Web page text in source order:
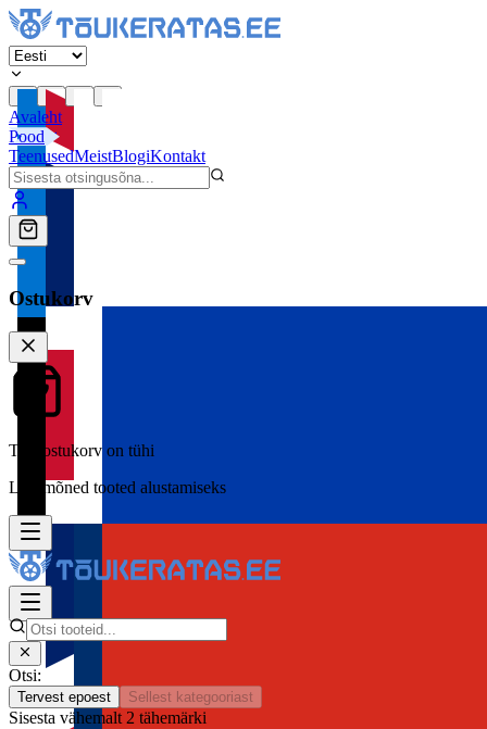
Avaleht
Pood
TeenusedMeistBlogiKontakt
Ostukorv
Teie ostukorv on tühi
Lisa mõned tooted alustamiseks
Otsi:
Tervest epoest Sellest kategooriast
Sisesta vähemalt 2 tähemärki